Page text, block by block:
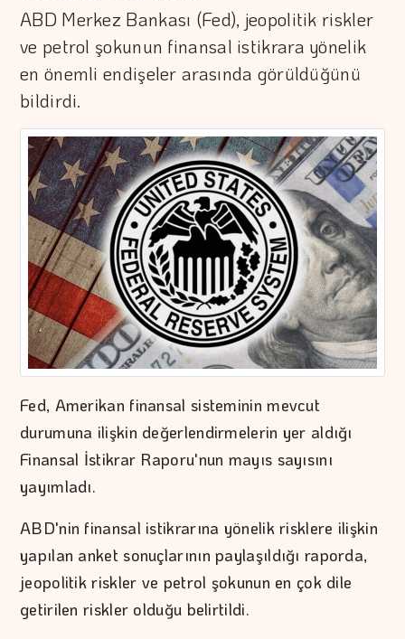
ABD Merkez Bankası (Fed), jeopolitik riskler
ve petrol şokunun finansal istikrara yönelik
en önemli endişeler arasında görüldüğünü
bildirdi.
Fed, Amerikan finansal sisteminin mevcut
durumuna ilişkin değerlendirmelerin yer aldığı
Finansal İstikrar Raporu'nun mayıs sayısını
yayımladı.
ABD'nin finansal istikrarına yönelik risklere ilişkin
yapılan anket sonuçlarının paylaşıldığı raporda,
jeopolitik riskler ve petrol şokunun en çok dile
getirilen riskler olduğu belirtildi.